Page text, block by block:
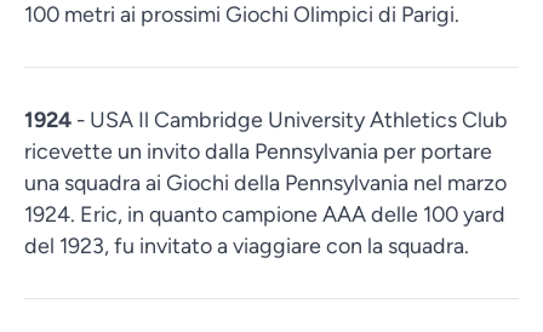
100 metri ai prossimi Giochi Olimpici di Parigi.
1924 - USA Il Cambridge University Athletics Club
ricevette un invito dalla Pennsylvania per portare
una squadra ai Giochi della Pennsylvania nel marzo
1924. Eric, in quanto campione AAA delle 100 yard
del 1923, fu invitato a viaggiare con la squadra.